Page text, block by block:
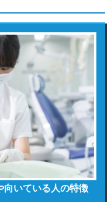
向いている人の特徴